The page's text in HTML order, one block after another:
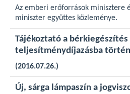
Az emberi erőforrások minisztere
miniszter együttes közleménye.
Tájékoztató a
teljesítménydíjazásba
(2016.07.26.)
Új, sárga lámpaszín a